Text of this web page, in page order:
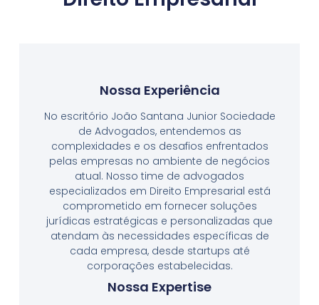
Nossa Experiência
No escritório João Santana Junior Sociedade
de Advogados, entendemos as
complexidades e os desafios enfrentados
pelas empresas no ambiente de negócios
atual. Nosso time de advogados
especializados em Direito Empresarial está
comprometido em fornecer soluções
jurídicas estratégicas e personalizadas que
atendam às necessidades específicas de
cada empresa, desde startups até
corporações estabelecidas.
Nossa Expertise